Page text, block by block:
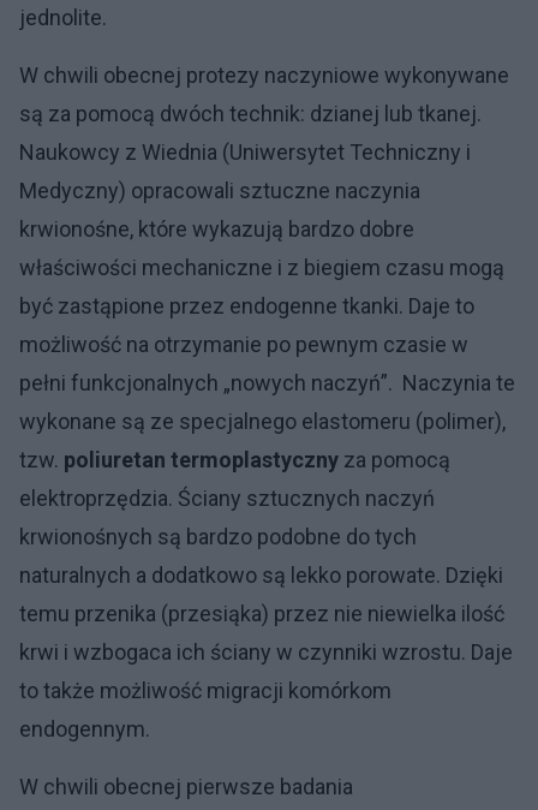
jednolite.
W chwili obecnej protezy naczyniowe wykonywane
są za pomocą dwóch technik: dzianej lub tkanej.
Naukowcy z Wiednia (Uniwersytet Techniczny i
Medyczny) opracowali sztuczne naczynia
krwionośne, które wykazują bardzo dobre
właściwości mechaniczne i z biegiem czasu mogą
być zastąpione przez endogenne tkanki. Daje to
możliwość na otrzymanie po pewnym czasie w
pełni funkcjonalnych „nowych naczyń”. Naczynia te
wykonane są ze specjalnego elastomeru (polimer),
tzw. poliuretan termoplastyczny za pomocą
elektroprzędzia. Ściany sztucznych naczyń
krwionośnych są bardzo podobne do tych
naturalnych a dodatkowo są lekko porowate. Dzięki
temu przenika (przesiąka) przez nie niewielka ilość
krwi i wzbogaca ich ściany w czynniki wzrostu. Daje
to także możliwość migracji komórkom
endogennym.
W chwili obecnej pierwsze badania